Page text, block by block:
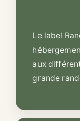
Le label
aux
grande